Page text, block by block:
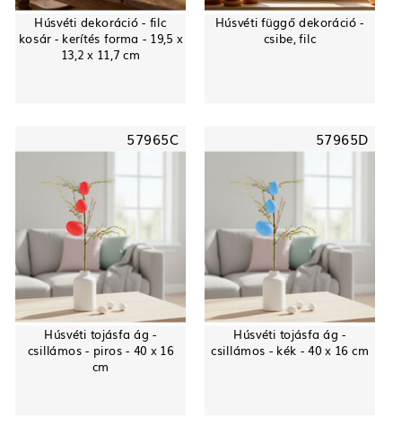
Húsvéti dekoráció - filc
kosár - kerítés forma - 19,5 x
13,2 x 11,7 cm
Húsvéti függő dekoráció -
csibe, filc
57965C
Húsvéti tojásfa ág -
csillámos - piros - 40 x 16
cm
57965D
Húsvéti tojásfa ág -
csillámos - kék - 40 x 16 cm